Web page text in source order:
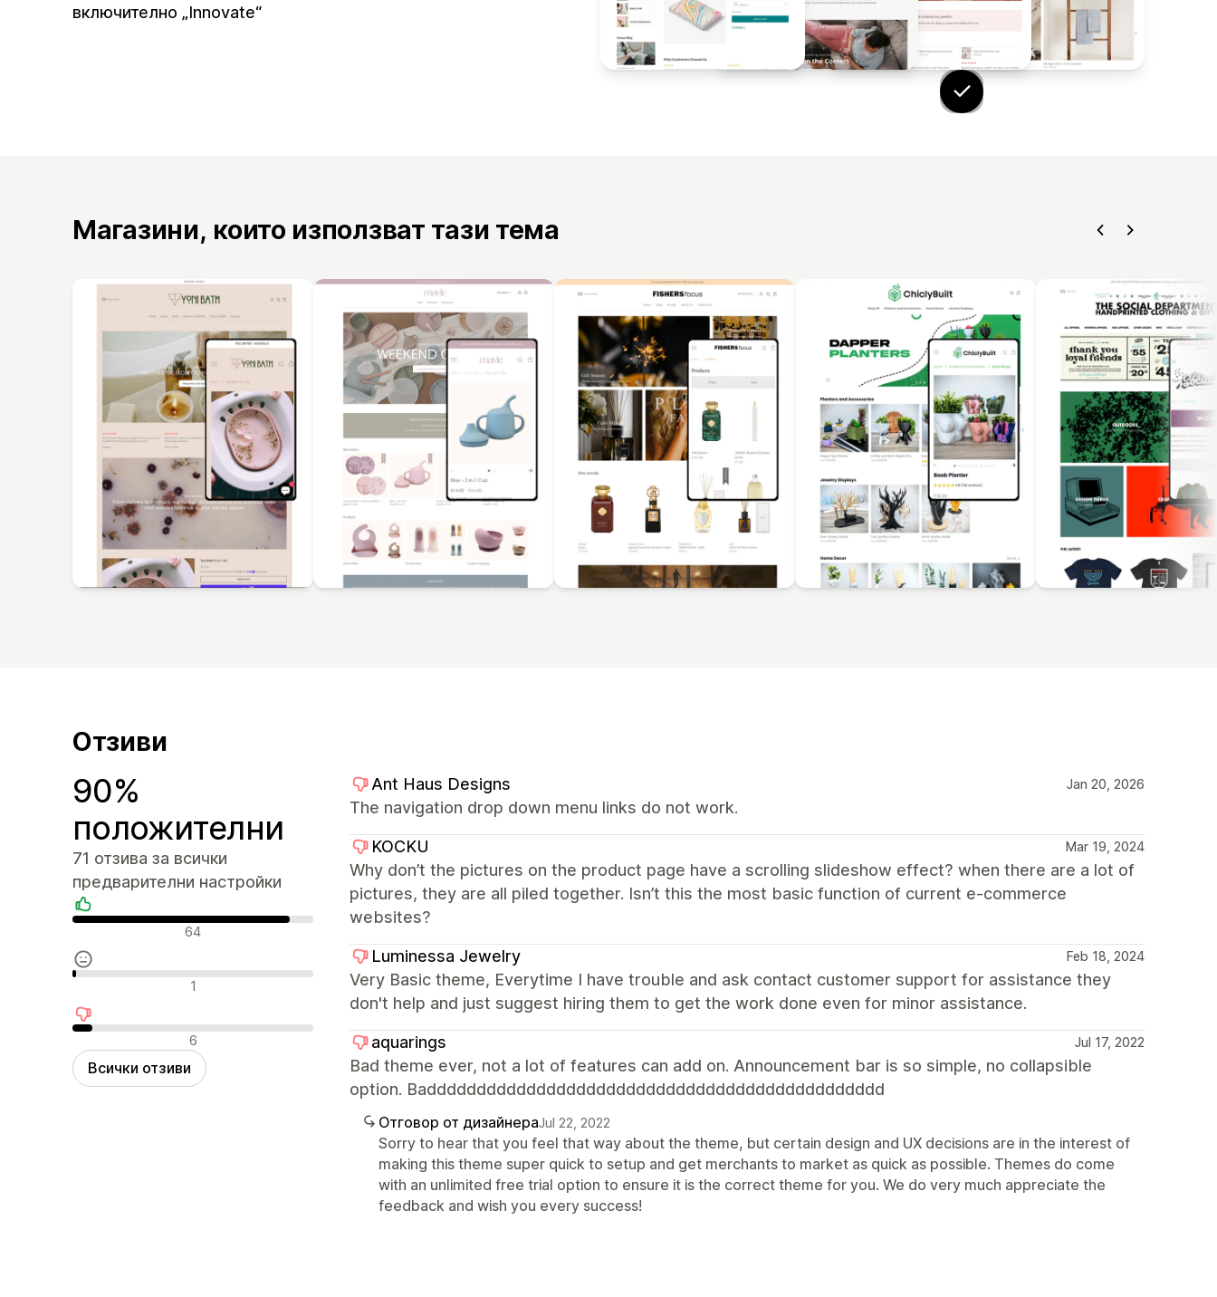
включително „Innovate“
Магазини, които използват тази тема
Отзиви
90%
положителни
71 отзива за всички
предварителни настройки
Положителни отзиви
64
Неутрални отзиви
1
Отрицателни отзиви
6
Всички отзиви
Ant Haus Designs Jan 20, 2026
The navigation drop down menu links do not work.
KOCKU Mar 19, 2024
Why don’t the pictures on the product page have a scrolling slideshow effect? when there are a lot of
pictures, they are all piled together. Isn’t this the most basic function of current e-commerce
websites?
Luminessa Jewelry Feb 18, 2024
Very Basic theme, Everytime I have trouble and ask contact customer support for assistance they
don't help and just suggest hiring them to get the work done even for minor assistance.
aquarings Jul 17, 2022
Bad theme ever, not a lot of features can add on. Announcement bar is so simple, no collapsible
option. Badddddddddddddddddddddddddddddddddddddddddddddd
Отговор от дизайнераJul 22, 2022
Sorry to hear that you feel that way about the theme, but certain design and UX decisions are in the interest of
making this theme super quick to setup and get merchants to market as quick as possible. Themes do come
with an unlimited free trial option to ensure it is the correct theme for you. We do very much appreciate the
feedback and wish you every success!